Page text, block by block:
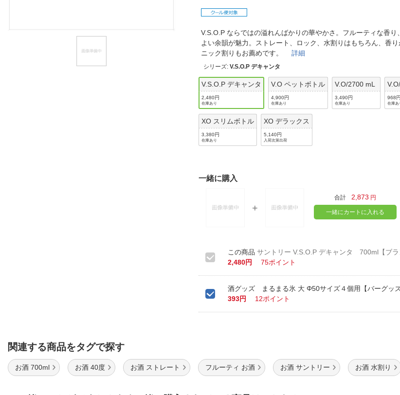
V.S.O.P ならではの溢れんばかりの華やかさ。フルーティな香
よい余韻が魅力。ストレート、ロック、水割りはもちろん、香
ニック割りもお薦めです。詳細
シリーズ:V.S.O.P デキャンタ
V.S.O.P デキャンタ
2,480円
在庫あり
V.O ペットボトル
4,900円
在庫あり
V.O/2700 mL
3,490円
在庫あり
968円
在庫あ
XO スリムボトル
3,380円
在庫あり
XO デラックス
5,140円
入荷次第出荷
一緒に購入
合計 2,873 円
一緒にカートに入れる
サントリー V.S.O.P デキャンタ 700ml【ブラ
2,480円
75ポイント
酒グッズ まるまる氷 大 Φ50サイズ４個用【バーグッズ
393円
12ポイント
関連する商品をタグで探す
お酒 700ml お酒 40度 お酒 ストレート フルーティ お酒 お酒 サントリー お酒 水割り